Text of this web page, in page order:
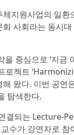
지원사업의 일
화 사회라는 동시
중심으로 ‘지
로젝트
왔다. 이번 공
탐색한다.
결되는 Lecture-
수가 강연자로